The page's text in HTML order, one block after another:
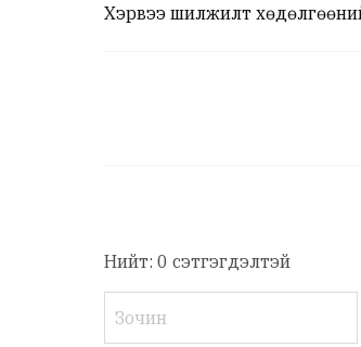
Хэрвээ шилжилт
Нийт: 0 сэтгэгдэлтэй